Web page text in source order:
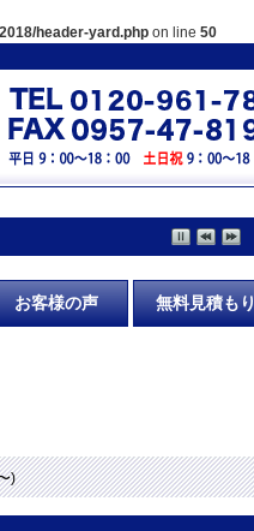
header-yard.php on line 50
お客様の声 無料見積もり
)